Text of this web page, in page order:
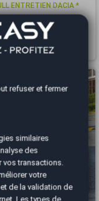
ENTRETIEN DACIA *
refuser et fermer
similaires
des
vos transactions.
votre
de la validation de
Les types de